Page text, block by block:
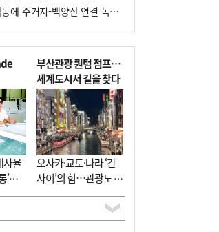
부산 개금·당감동에 주거지-백양산 연결 녹지 조성
사율
’…
출
부산관광 퀀텀 점프…
세계도시서 길을 찾다
오사카·교토·나라 ‘간
사이’의 힘…관광도 뭉
쳐야 흥한다